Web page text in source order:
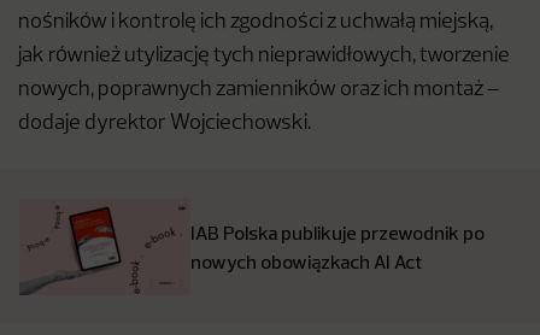
nośników i kontrolę ich zgodności z uchwałą miejską,
jak również utylizację tych nieprawidłowych, tworzenie
nowych, poprawnych zamienników oraz ich montaż –
dodaje dyrektor Wojciechowski.
IAB Polska publikuje przewodnik po
nowych obowiązkach AI Act